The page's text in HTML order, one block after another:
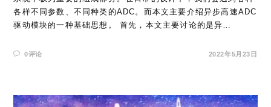
各样不同参数、不同种类的ADC。而本文主要介绍异步高速ADC
驱动模块的一种基础思想。 首先，本文主要讨论的是异…
0评论 2022年5月23日